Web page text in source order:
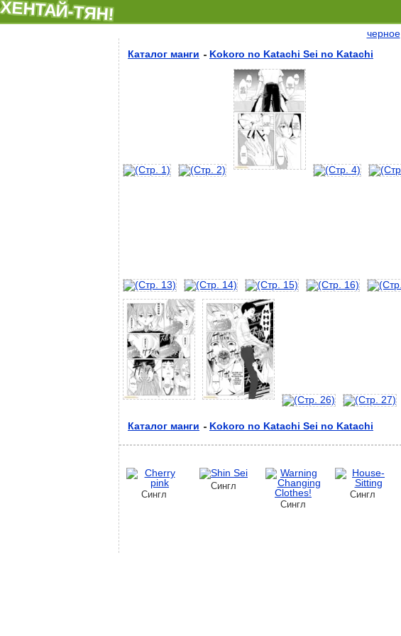
ХЕНТАЙ-ТЯН!
черное
Каталог манги
Kokoro no Katachi Sei no Katachi
Каталог манги Kokoro no Katachi Sei no Katachi
Сингл
Сингл
Сингл
Сингл